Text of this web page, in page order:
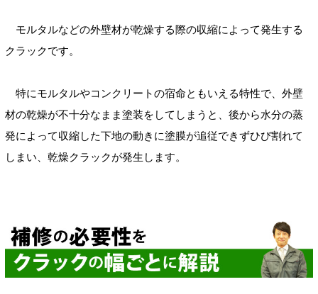
モルタルなどの外壁材が乾燥する際の収縮によって発生する
クラックです。
特にモルタルやコンクリートの宿命ともいえる特性で、外壁
材の乾燥が不十分なまま塗装をしてしまうと、後から水分の蒸
発によって収縮した下地の動きに塗膜が追従できずひび割れて
しまい、乾燥クラックが発生します。